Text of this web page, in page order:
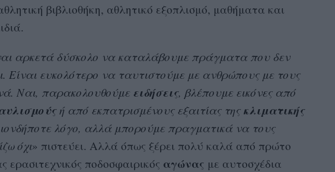
βιβλιοθήκη, αθλητικό εξοπλισμό, μαθήματα και
αρκετά δύσκολο να καταλάβουμε πράγματα που δεν
Είναι ευκολότερο να ταυτιστούμε με ανθρώπους με τους
Ναι, παρακολουθούμε ειδήσεις, βλέπουμε εικόνες από
ή από εκπατρισμένους εξαιτίας της κλιματικής
λόγο, αλλά μπορούμε πραγματικά να τους
όχι» πιστεύει. Αλλά όπως ξέρει πολύ καλά από πρώτο
ερασιτεχνικός ποδοσφαιρικός αγώνας με αυτοσχέδια